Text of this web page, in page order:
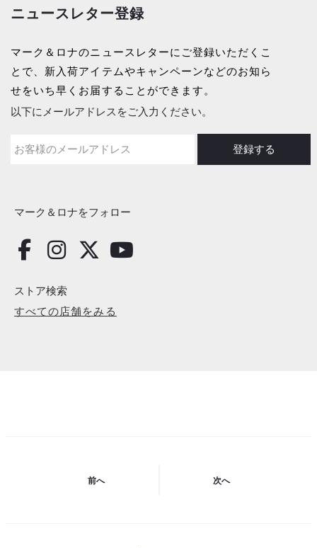
ニュースレター登録
マーク＆ロナのニュースレターにご登録いただくこ
とで、新入荷アイテムやキャンペーンなどのお知ら
せをいち早くお届することができます。
以下にメールアドレスをご入力ください。
マーク＆ロナをフォロー
ストア検索
すべての店舗をみる
前へ 次へ